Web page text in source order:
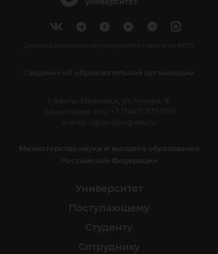
Делитесь новостями об университете с хештегом #ЮГУ
Сведения об образовательной организации
г. Ханты-Мансийск, ул. Чехова, 16
Канцелярия: тел.: +7 (3467) 377-000
e-mail:
ugrasu@ugrasu.ru
Министерство науки и высшего образования
Российской Федерации
Университет
Поступающему
Студенту
Сотруднику